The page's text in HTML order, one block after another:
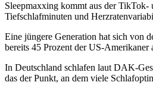
Sleepmaxxing kommt aus der TikTok-
Tiefschlafminuten und
Eine jüngere Generation hat sich von
bereits 45 Prozent der US-
In Deutschland schlafen laut DAK-
das der Punkt, an dem viele